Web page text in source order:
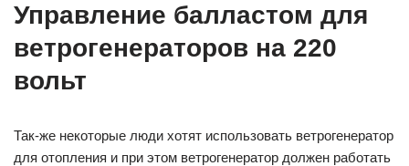
Управление балластом для
ветрогенераторов на 220
вольт
Так-же некоторые люди хотят использовать ветрогенератор
для отопления и при этом ветрогенератор должен работать